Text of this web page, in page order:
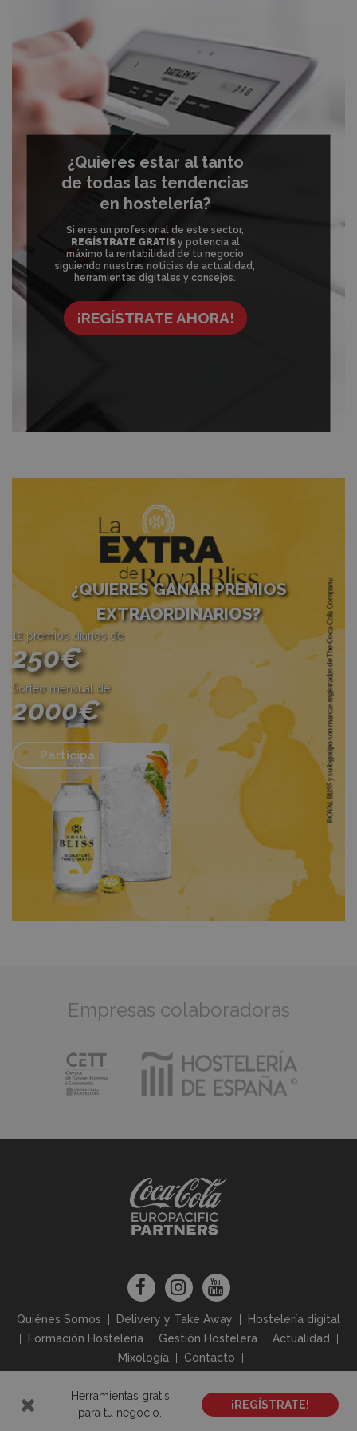
¿Quieres estar al tanto
de todas las tendencias
en hostelería?
Si eres un profesional de este sector,
REGÍSTRATE GRATISy potencia al
máximo la rentabilidad de tu negocio
siguiendo nuestras noticias de actualidad,
herramientas digitales y consejos.
¡REGÍSTRATE AHORA!
¿QUIERES GANAR PREMIOS
EXTRAORDINARIOS?
12 premios diarios de
250€
Sorteo mensual de
2000€
Participa
Empresas colaboradoras
Quiénes Somos Delivery y Take Away
Hostelería digital
Formación Hostelería
Gestión Hostelera
Actualidad
Mixología
Contacto
Aviso Legal Política de Privacidad Política de Cookies
Herramientas gratis
para tu negocio.
¡REGÍSTRATE!